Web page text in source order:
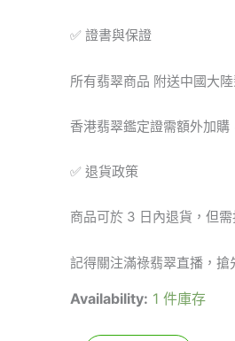
✅ 證書與保證
所有翡翠商品 附送中國大
香港翡翠鑑定證需額外加購
✅ 退貨政策
商品可於 3 日內退貨，但
記得關注滿祿翡翠直播，搶
Availability: 1 件庫存